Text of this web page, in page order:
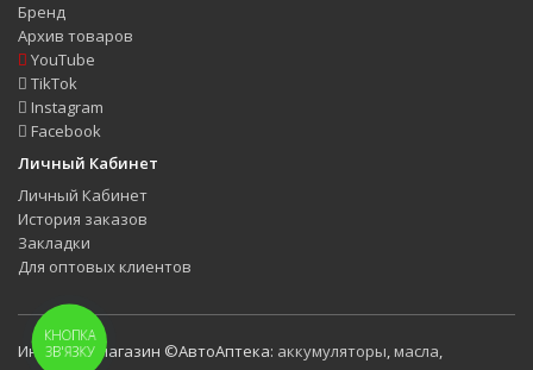
Бренд
Архив товаров
YouTube
TikTok
Instagram
Facebook
Личный Кабинет
Личный Кабинет
История заказов
Закладки
Для оптовых клиентов
Интернет-магазин ©АвтоАптека: аккумуляторы, масла,
КНОПКА
ЗВ'ЯЗКУ